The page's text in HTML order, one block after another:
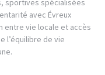
avec Évreux
entre vie locale et accès
l’équilibre de vie